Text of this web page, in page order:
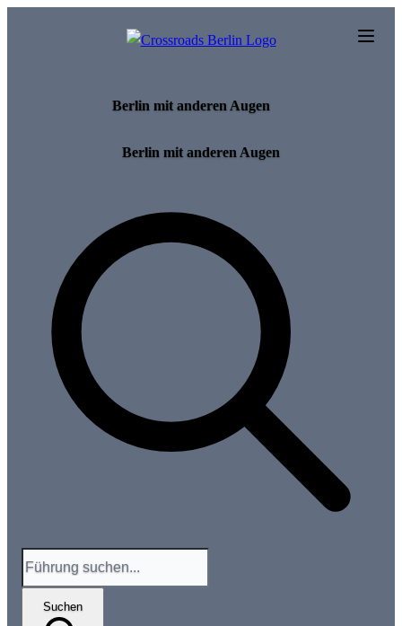
Berlin mit anderen Augen
Berlin mit anderen Augen
Suchen